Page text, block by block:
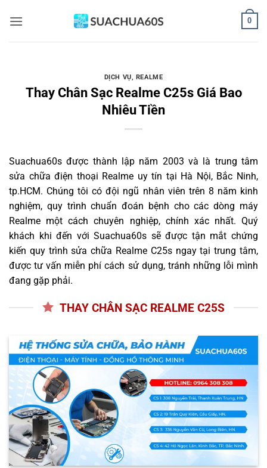
qua
0
DỊCH VỤ, REALME
Thay Chân Sạc Realme C25s Giá Bao
Nhiêu Tiền
Suachua60s được thành lập năm 2003 và là trung tâm
sửa chữa điện thoại Realme uy tín tại Hà Nội, Bắc Ninh,
tp.HCM. Chúng tôi có đội ngũ nhân viên trên 8 năm kinh
nghiệm, quy trình chuẩn đoán bệnh cho các dòng máy
Realme một cách chuyên nghiệp, chính xác nhất. Quý
khách khi đến với Suachua60s sẽ được tận mắt chứng
kiến quy trình sửa chữa Realme C25s ngay tại trung tâm,
được tư vấn miễn phí cách sử dụng, tránh những lỗi mình
đang gặp phải.
THAY CHÂN SẠC REALME C25S